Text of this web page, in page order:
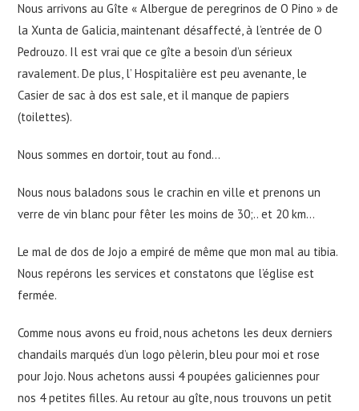
Nous arrivons au Gîte « Albergue de peregrinos de O Pino » de
la Xunta de Galicia, maintenant désaffecté, à l’entrée de O
Pedrouzo. Il est vrai que ce gîte a besoin d’un sérieux
ravalement. De plus, l’ Hospitalière est peu avenante, le
Casier de sac à dos est sale, et il manque de papiers
(toilettes).
Nous sommes en dortoir, tout au fond…
Nous nous baladons sous le crachin en ville et prenons un
verre de vin blanc pour fêter les moins de 30;.. et 20 km…
Le mal de dos de Jojo a empiré de même que mon mal au tibia.
Nous repérons les services et constatons que l’église est
fermée.
Comme nous avons eu froid, nous achetons les deux derniers
chandails marqués d’un logo pèlerin, bleu pour moi et rose
pour Jojo. Nous achetons aussi 4 poupées galiciennes pour
nos 4 petites filles. Au retour au gîte, nous trouvons un petit